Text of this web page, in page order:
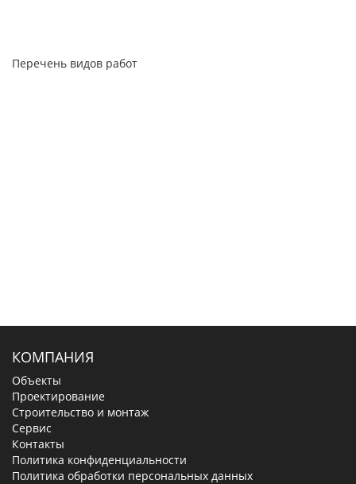
Перечень видов работ
КОМПАНИЯ
Объекты
Проектирование
Строительство и монтаж
Сервис
Контакты
Политика конфиденциальности
Политика обработки персональных данных